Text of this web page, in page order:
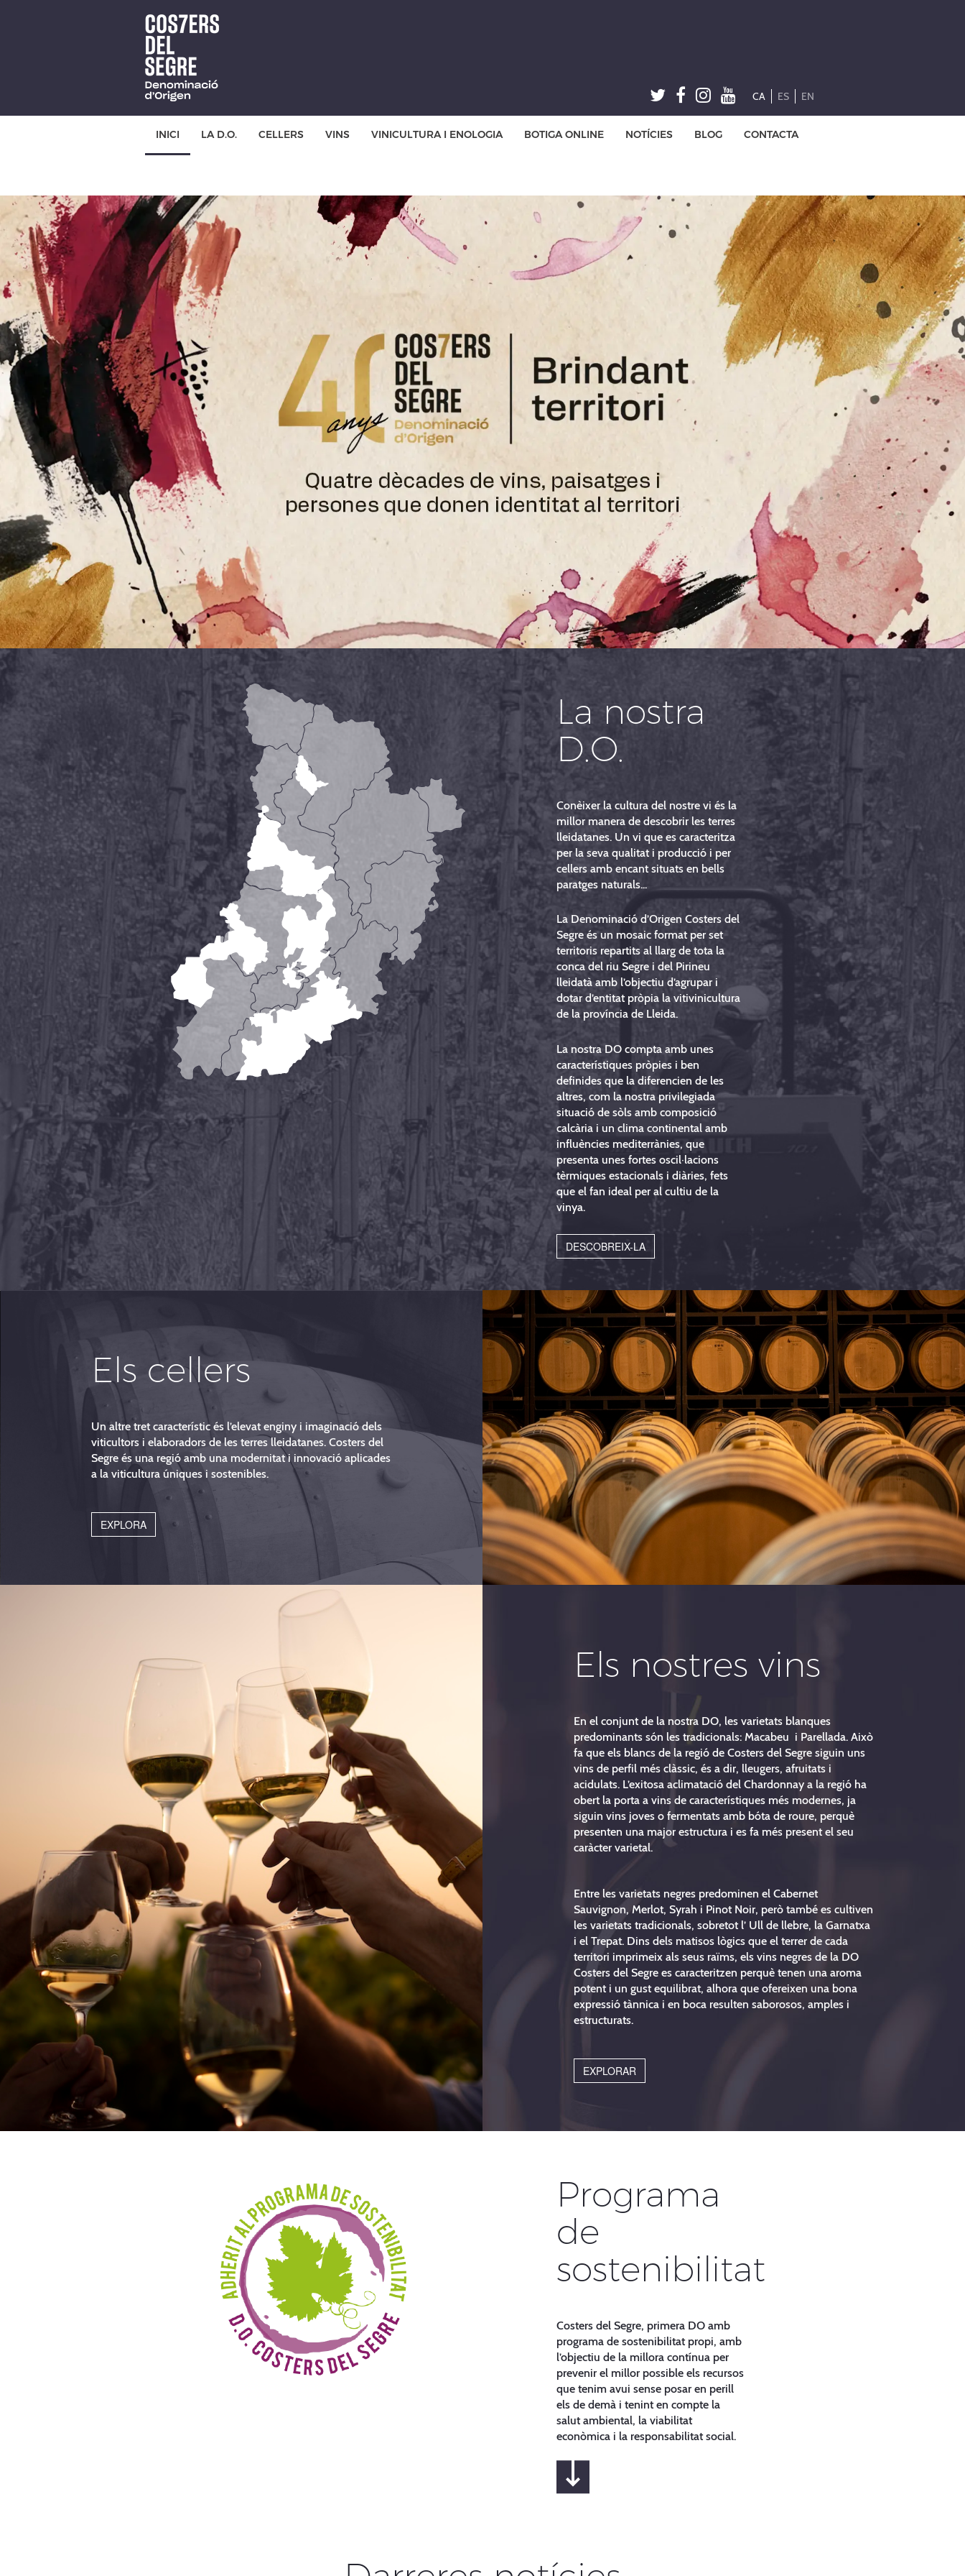
INICI LA D.O. CELLERS VINS VINICULTURA I ENOLOGIA BOTIGA ONLINE NOTÍCIES BLOG CONTACTA
CA ES EN
La nostra
D.O.
Conèixer la cultura del nostre vi és la
millor manera de descobrir les terres
lleidatanes. Un vi que es caracteritza
per la seva qualitat i producció i per
cellers amb encant situats en bells
paratges naturals...
La Denominació d’Origen Costers del
Segre és un mosaic format per set
territoris repartits al llarg de tota la
conca del riu Segre i del Pirineu
lleidatà amb l’objectiu d’agrupar i
dotar d’entitat pròpia la vitivinicultura
de la província de Lleida.
La nostra DO compta amb unes
característiques pròpies i ben
definides que la diferencien de les
altres, com la nostra privilegiada
situació de sòls amb composició
calcària i un clima continental amb
influències mediterrànies, que
presenta unes fortes oscil·lacions
tèrmiques estacionals i diàries, fets
que el fan ideal per al cultiu de la
vinya.
DESCOBREIX-LA
Els cellers
Un altre tret característic és l’elevat enginy i imaginació dels
viticultors i elaboradors de les terres lleidatanes. Costers del
Segre és una regió amb una modernitat i innovació aplicades
a la viticultura úniques i sostenibles.
EXPLORA
Els nostres vins
En el conjunt de la nostra DO, les varietats blanques
predominants són les tradicionals: Macabeu i Parellada. Això
fa que els blancs de la regió de Costers del Segre siguin uns
vins de perfil més clàssic, és a dir, lleugers, afruitats i
acidulats. L’exitosa aclimatació del Chardonnay a la regió ha
obert la porta a vins de característiques més modernes, ja
siguin vins joves o fermentats amb bóta de roure, perquè
presenten una major estructura i es fa més present el seu
caràcter varietal.
Entre les varietats negres predominen el Cabernet
Sauvignon, Merlot, Syrah i Pinot Noir, però també es cultiven
les varietats tradicionals, sobretot l’ Ull de llebre, la Garnatxa
i el Trepat. Dins dels matisos lògics que el terrer de cada
territori imprimeix als seus raïms, els vins negres de la DO
Costers del Segre es caracteritzen perquè tenen una aroma
potent i un gust equilibrat, alhora que ofereixen una bona
expressió tànnica i en boca resulten saborosos, amples i
estructurats.
EXPLORAR
Programa
de
sostenibilitat
Costers del Segre, primera DO amb
programa de sostenibilitat propi, amb
l’objectiu de la millora contínua per
prevenir el millor possible els recursos
que tenim avui sense posar en perill
els de demà i tenint en compte la
salut ambiental, la viabilitat
econòmica i la responsabilitat social.